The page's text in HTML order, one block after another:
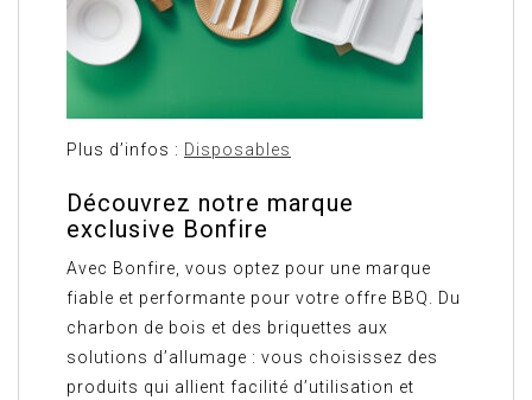
Plus d’infos : Disposables
Découvrez notre marque
exclusive Bonfire
Avec Bonfire, vous optez pour une marque
fiable et performante pour votre offre BBQ. Du
charbon de bois et des briquettes aux
solutions d’allumage : vous choisissez des
produits qui allient facilité d’utilisation et